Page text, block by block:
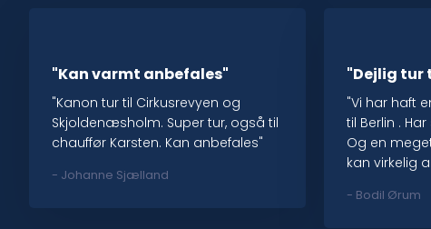
"Kan varmt anbefales"
"Kanon tur til Cirkusrevyen og
Skjoldenæsholm. Super tur, også til
chauffør Karsten. Kan anbefales"
​- Johanne Sjælland
"Dejlig tur
"Vi har haft
til Berlin .
Og en
kan virkelig
- Bodil Ørum​